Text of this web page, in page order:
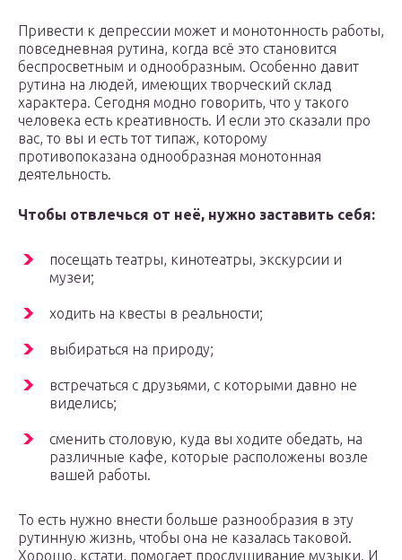
Привести к депрессии может и монотонность работы,
повседневная рутина, когда всё это становится
беспросветным и однообразным. Особенно давит
рутина на людей, имеющих творческий склад
характера. Сегодня модно говорить, что у такого
человека есть креативность. И если это сказали про
вас, то вы и есть тот типаж, которому
противопоказана однообразная монотонная
деятельность.
Чтобы отвлечься от неё, нужно заставить себя:
посещать театры, кинотеатры, экскурсии и
музеи;
ходить на квесты в реальности;
выбираться на природу;
встречаться с друзьями, с которыми давно не
виделись;
сменить столовую, куда вы ходите обедать, на
различные кафе, которые расположены возле
вашей работы.
То есть нужно внести больше разнообразия в эту
рутинную жизнь, чтобы она не казалась таковой.
Хорошо, кстати, помогает прослушивание музыки. И